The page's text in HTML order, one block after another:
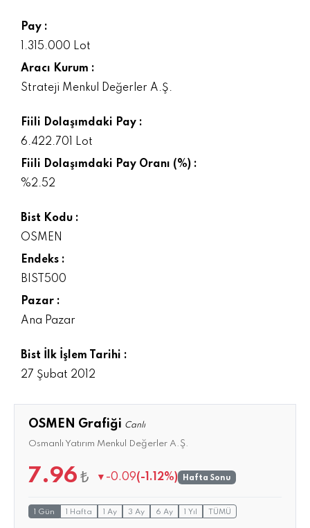
Pay :
1.315.000 Lot
Aracı Kurum :
Strateji Menkul Değerler A.Ş.
Fiili Dolaşımdaki Pay :
6.422.701 Lot
Fiili Dolaşımdaki Pay Oranı (%) :
%2.52
Bist Kodu :
OSMEN
Endeks :
BIST500
Pazar :
Ana Pazar
Bist İlk İşlem Tarihi :
27 Şubat 2012
OSMEN Grafiği Canlı
Osmanlı Yatırım Menkul Değerler A.Ş.
7.96 ₺ ▼ -0.09(-1.12%) Hafta Sonu
1 Gün 1 Hafta 1 Ay 3 Ay 6 Ay 1 Yıl TÜMÜ